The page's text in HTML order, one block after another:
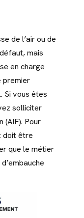
de l’air ou de
mais
en charge
premier
Si vous êtes
solliciter
(AIF). Pour
doit être
que le métier